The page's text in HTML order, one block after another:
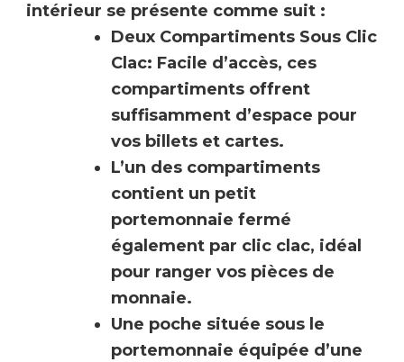
intérieur se présente comme suit :
Deux Compartiments Sous Clic
Clac: Facile d’accès, ces
compartiments offrent
suffisamment d’espace pour
vos billets et cartes.
L’un des compartiments
contient un petit
portemonnaie fermé
également par clic clac, idéal
pour ranger vos pièces de
monnaie.
Une poche située sous le
portemonnaie équipée d’une